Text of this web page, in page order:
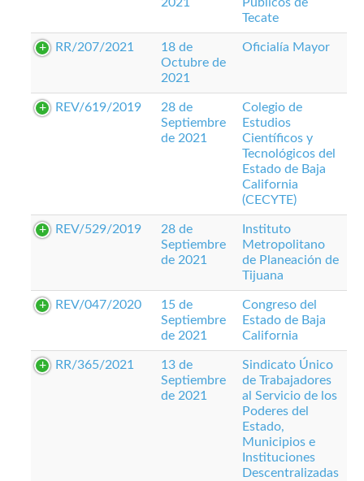
2021
Públicos de
Tecate
RR/207/2021
18 de
Octubre de
2021
Oficialía Mayor
REV/619/2019
28 de
Septiembre
de 2021
Colegio de
Estudios
Científicos y
Tecnológicos del
Estado de Baja
California
(CECYTE)
REV/529/2019
28 de
Septiembre
de 2021
Instituto
Metropolitano
de Planeación de
Tijuana
REV/047/2020
15 de
Septiembre
de 2021
Congreso del
Estado de Baja
California
RR/365/2021
13 de
Septiembre
de 2021
Sindicato Único
de Trabajadores
al Servicio de los
Poderes del
Estado,
Municipios e
Instituciones
Descentralizadas